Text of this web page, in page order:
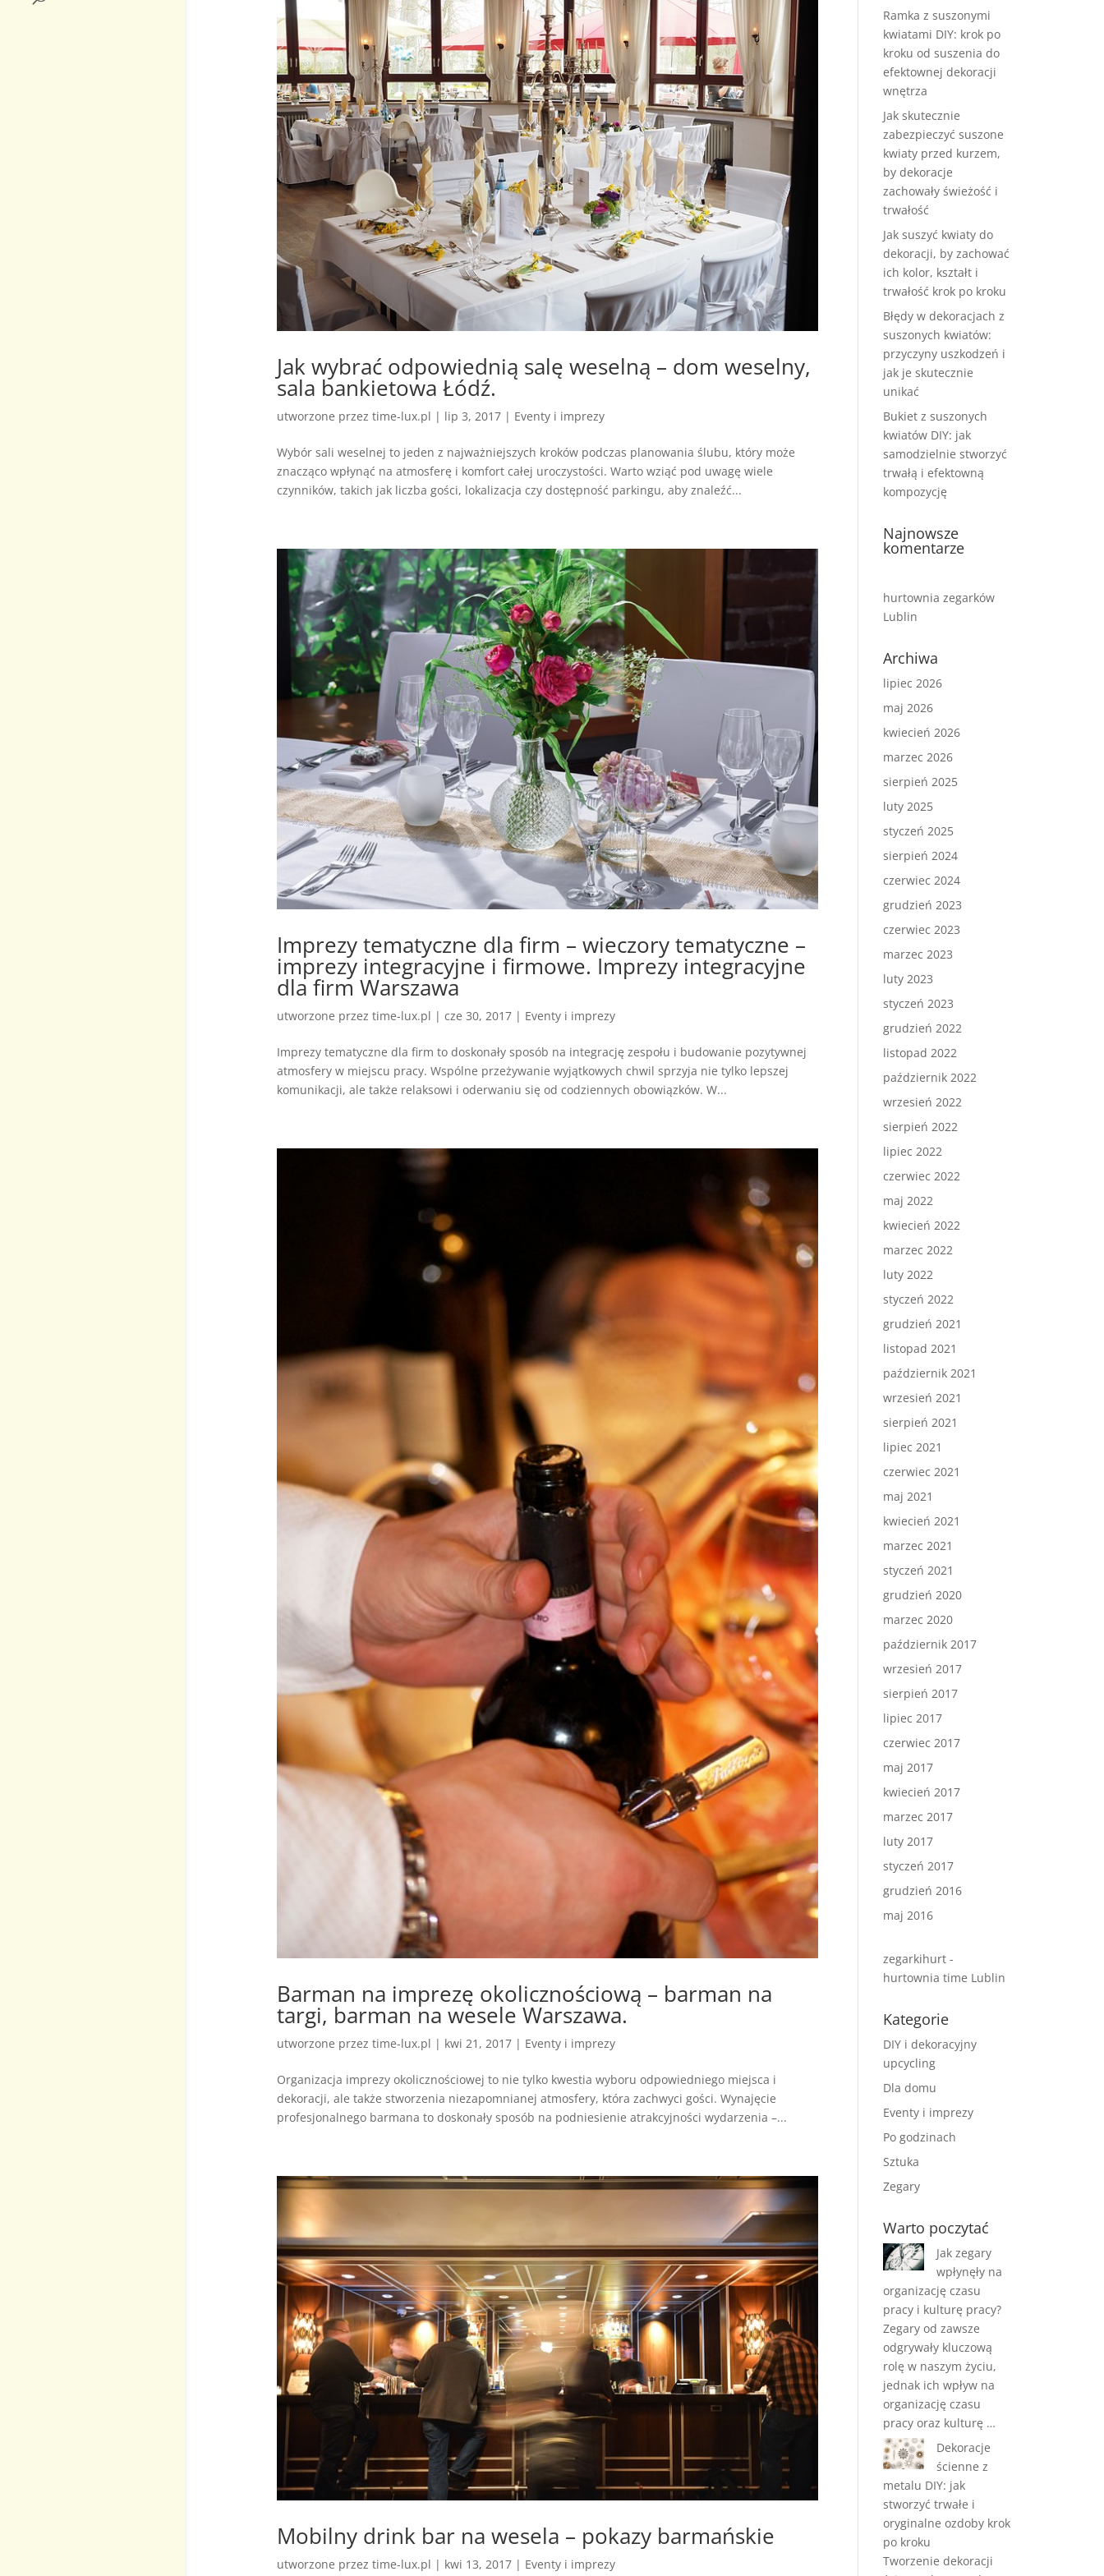
Jak wybrać odpowiednią salę weselną – dom weselny,
sala bankietowa Łódź.
utworzone przez time-lux.pl | lip 3, 2017| Eventy i imprezy
Wybór sali weselnej to jeden z najważniejszych kroków podczas planowania ślubu, który może
znacząco wpłynąć na atmosferę i komfort całej uroczystości. Warto wziąć pod uwagę wiele
czynników, takich jak liczba gości, lokalizacja czy dostępność parkingu, aby znaleźć...
Imprezy tematyczne dla firm – wieczory tematyczne –
imprezy integracyjne i firmowe. Imprezy integracyjne
dla firm Warszawa
utworzone przez time-lux.pl | cze 30, 2017| Eventy i imprezy
Imprezy tematyczne dla firm to doskonały sposób na integrację zespołu i budowanie pozytywnej
atmosfery w miejscu pracy. Wspólne przeżywanie wyjątkowych chwil sprzyja nie tylko lepszej
komunikacji, ale także relaksowi i oderwaniu się od codziennych obowiązków. W...
Barman na imprezę okolicznościową – barman na
targi, barman na wesele Warszawa.
utworzone przez time-lux.pl | kwi 21, 2017| Eventy i imprezy
Organizacja imprezy okolicznościowej to nie tylko kwestia wyboru odpowiedniego miejsca i
dekoracji, ale także stworzenia niezapomnianej atmosfery, która zachwyci gości. Wynajęcie
profesjonalnego barmana to doskonały sposób na podniesienie atrakcyjności wydarzenia –...
Mobilny drink bar na wesela – pokazy barmańskie
utworzone przez time-lux.pl | kwi 13, 2017| Eventy i imprezy
Ramka z suszonymi
kwiatami DIY: krok po
kroku od suszenia do
efektownej dekoracji
wnętrza
Jak skutecznie
zabezpieczyć suszone
kwiaty przed kurzem,
by dekoracje
zachowały świeżość i
trwałość
Jak suszyć kwiaty do
dekoracji, by zachować
ich kolor, kształt i
trwałość krok po kroku
Błędy w dekoracjach z
suszonych kwiatów:
przyczyny uszkodzeń i
jak je skutecznie
unikać
Bukiet z suszonych
kwiatów DIY: jak
samodzielnie stworzyć
trwałą i efektowną
kompozycję
Najnowsze
komentarze
hurtownia zegarków
Lublin
Archiwa
lipiec 2026
maj 2026
kwiecień 2026
marzec 2026
sierpień 2025
luty 2025
styczeń 2025
sierpień 2024
czerwiec 2024
grudzień 2023
czerwiec 2023
marzec 2023
luty 2023
styczeń 2023
grudzień 2022
listopad 2022
październik 2022
wrzesień 2022
sierpień 2022
lipiec 2022
czerwiec 2022
maj 2022
kwiecień 2022
marzec 2022
luty 2022
styczeń 2022
grudzień 2021
listopad 2021
październik 2021
wrzesień 2021
sierpień 2021
lipiec 2021
czerwiec 2021
maj 2021
kwiecień 2021
marzec 2021
styczeń 2021
grudzień 2020
marzec 2020
październik 2017
wrzesień 2017
sierpień 2017
lipiec 2017
czerwiec 2017
maj 2017
kwiecień 2017
marzec 2017
luty 2017
styczeń 2017
grudzień 2016
maj 2016
zegarkihurt -
hurtownia time Lublin
Kategorie
DIY i dekoracyjny
upcycling
Dla domu
Eventy i imprezy
Po godzinach
Sztuka
Zegary
Warto poczytać
Jak zegary
wpłynęły na
organizację czasu
pracy i kulturę pracy?
Zegary od zawsze
odgrywały kluczową
rolę w naszym życiu,
jednak ich wpływ na
organizację czasu
pracy oraz kulturę …
Dekoracje
ścienne z
metalu DIY: jak
stworzyć trwałe i
oryginalne ozdoby krok
po kroku
Tworzenie dekoracji